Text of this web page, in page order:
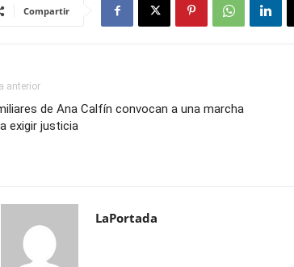
Compartir
anterior
de Ana Calfín convocan a una marcha
exigir justicia
LaPortada